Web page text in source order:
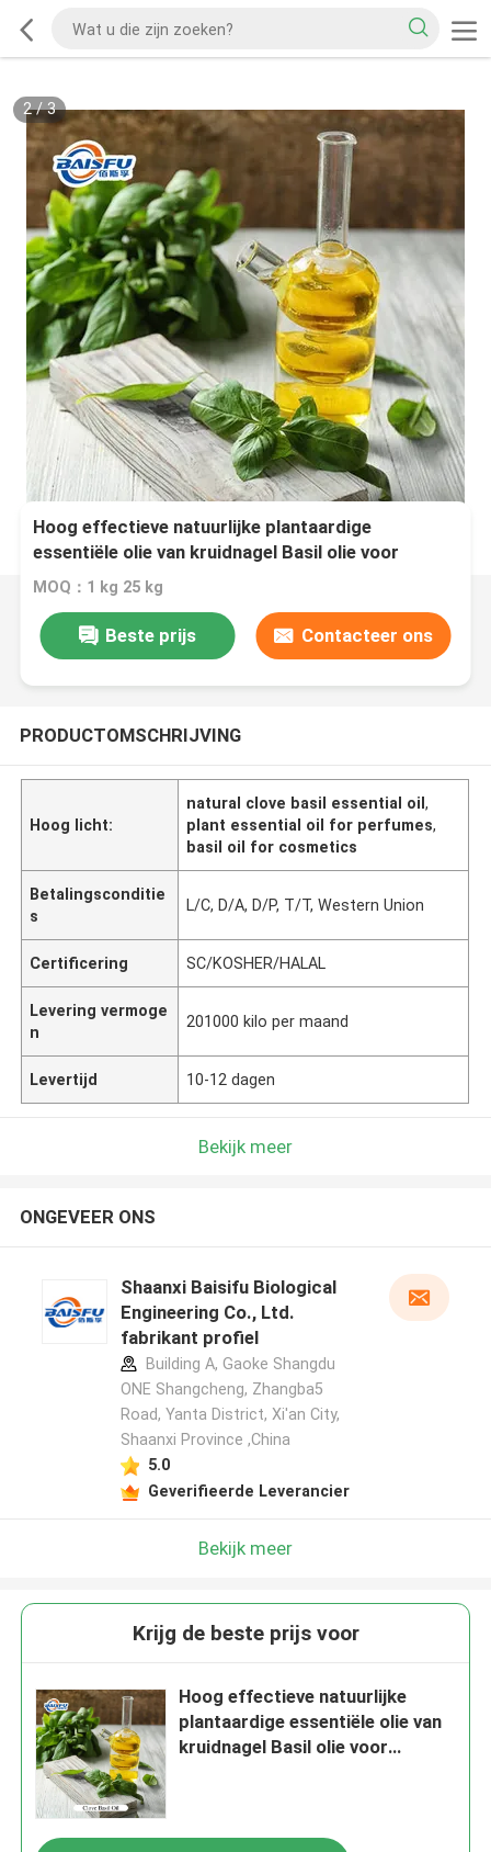
2/3
Hoog effectieve natuurlijke plantaardige
essentiële olie van kruidnagel Basil olie voor
parfums en cosmetica
MOQ：1 kg 25 kg
Beste prijs Contacteer ons
PRODUCTOMSCHRIJVING
Hoog licht:
natural clove basil essential oil,
plant essential oil for perfumes,
basil oil for cosmetics
Betalingsconditie
s
L/C, D/A, D/P, T/T, Western Union
Certificering SC/KOSHER/HALAL
Levering vermoge
n
201000 kilo per maand
Levertijd 10-12 dagen
Bekijk meer
ONGEVEER ONS
Shaanxi Baisifu Biological
Engineering Co., Ltd.
fabrikant profiel
Building A, Gaoke Shangdu
ONE Shangcheng, Zhangba5
Road, Yanta District, Xi'an City,
Shaanxi Province ,China
5.0
Geverifieerde Leverancier
Bekijk meer
Krijg de beste prijs voor
Hoog effectieve natuurlijke
plantaardige essentiële olie van
kruidnagel Basil olie voor